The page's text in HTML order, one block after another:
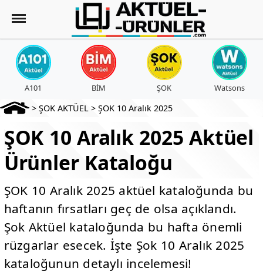
A101 BİM ŞOK Watsons
> ŞOK AKTÜEL > ŞOK 10 Aralık 2025
ŞOK 10 Aralık 2025 Aktüel
Ürünler Kataloğu
ŞOK 10 Aralık 2025 aktüel kataloğunda bu
haftanın fırsatları geç de olsa açıklandı.
Şok Aktüel kataloğunda bu hafta önemli
rüzgarlar esecek. İşte Şok 10 Aralık 2025
kataloğunun detaylı incelemesi!